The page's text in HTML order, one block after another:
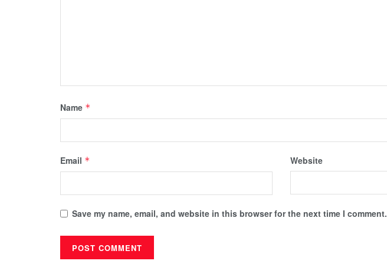
Name *
Email * Website
Save my name, email, and website in this browser for the next time I comment.